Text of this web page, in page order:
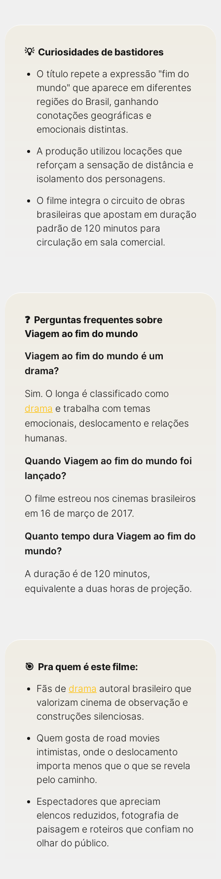
Curiosidades de bastidores
O título repete a expressão "fim do
mundo" que aparece em diferentes
regiões do Brasil, ganhando
conotações geográficas e
emocionais distintas.
A produção utilizou locações que
reforçam a sensação de distância e
isolamento dos personagens.
O filme integra o circuito de obras
brasileiras que apostam em duração
padrão de 120 minutos para
circulação em sala comercial.
Perguntas frequentes sobre
Viagem ao fim do mundo
Viagem ao fim do mundo é um
drama?
Sim. O longa é classificado como
drama e trabalha com temas
emocionais, deslocamento e relações
humanas.
Quando Viagem ao fim do mundo foi
lançado?
O filme estreou nos cinemas brasileiros
em 16 de março de 2017.
Quanto tempo dura Viagem ao fim do
mundo?
A duração é de 120 minutos,
equivalente a duas horas de projeção.
Pra quem é este filme:
Fãs de drama autoral brasileiro que
valorizam cinema de observação e
construções silenciosas.
Quem gosta de road movies
intimistas, onde o deslocamento
importa menos que o que se revela
pelo caminho.
Espectadores que apreciam
elencos reduzidos, fotografia de
paisagem e roteiros que confiam no
olhar do público.